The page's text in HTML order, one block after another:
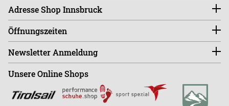
Adresse Shop Innsbruck
Andreas-Hofer-Straße 14
6020 Innsbruck, Austria
Shop+43 (0)664-88363270
Büro+43 (0)676-9408501
Öffnungszeiten
Sa - Mo ist der Shop GESCHLOSSEN!
Newsletter Anmeldung
Größentabellen
FAQ
Widerruf
Versandkosten
Retourenportal
Unsere Online Shops